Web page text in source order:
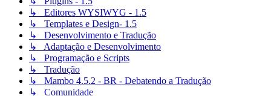
↳ Editores WYSIWYG - 1.5
↳ Templates e Design- 1.5
↳ Desenvolvimento e Tradução
↳ Adaptação e Desenvolvimento
↳ Programação e Scripts
↳ Tradução
↳ Mambo 4.5.2 - BR - Debatendo a Tradução
↳ Comunidade